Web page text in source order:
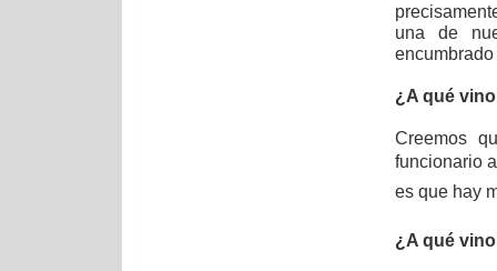
una de
¿A qué
Creemos
funcionario
es que hay
¿A qué